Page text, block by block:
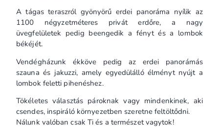
A tágas teraszról gyönyörű erdei panoráma nyílik az
1100 négyzetméteres privát erdőre, a nagy
üvegfelületek pedig beengedik a fényt és a lombok
békéjét.
Vendégházunk ékköve pedig az erdei panorámás
szauna és jakuzzi, amely egyedülálló élményt nyújt a
lombok feletti pihenéshez.
Tökéletes választás pároknak vagy mindenkinek, aki
csendes, inspiráló környezetben szeretne feltöltődni.
Nálunk valóban csak Ti és a természet vagytok!